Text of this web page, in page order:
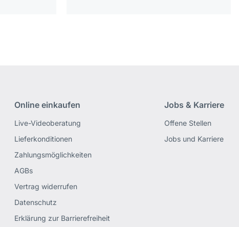
Online einkaufen
Live-Videoberatung
Lieferkonditionen
Zahlungsmöglichkeiten
AGBs
Vertrag widerrufen
Datenschutz
Erklärung zur Barrierefreiheit
Jobs & Karriere
Offene Stellen
Jobs und Karriere